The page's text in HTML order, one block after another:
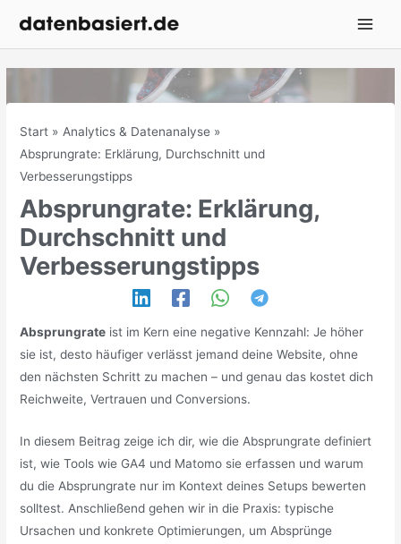
Inhalt
Start
Analytics & Datenanalyse
Absprungrate: Erklärung, Durchschnitt und
Verbesserungstipps
Absprungrate: Erklärung,
Durchschnitt und
Verbesserungstipps
Absprungrate ist im Kern eine negative Kennzahl: Je höher
sie ist, desto häufiger verlässt jemand deine Website, ohne
den nächsten Schritt zu machen – und genau das kostet dich
Reichweite, Vertrauen und Conversions.
In diesem Beitrag zeige ich dir, wie die Absprungrate definiert
ist, wie Tools wie GA4 und Matomo sie erfassen und warum
du die Absprungrate nur im Kontext deines Setups bewerten
solltest. Anschließend gehen wir in die Praxis: typische
Ursachen und konkrete Optimierungen, um Absprünge